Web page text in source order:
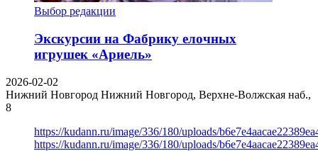
Выбор редакции
Экскурсии на Фабрику елочных
игрушек «Ариель»
2026-02-02
Нижний Новгород Нижний Новгород, Верхне-Волжская наб.,
8
https://kudann.ru/image/336/180/uploads/
https://kudann.ru/image/336/180/uploads/